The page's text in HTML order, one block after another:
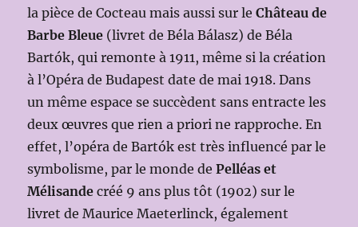
la pièce de Cocteau mais aussi sur leChâteau de
Barbe Bleue (livret de Béla Bálasz) de Béla
Bartók, qui remonte à 1911, même si la création
à l’Opéra de Budapest date de mai 1918. Dans
un même espace se succèdent sans entracte les
deux œuvres que rien a priori ne rapproche. En
effet, l’opéra de Bartók est très influencé par le
symbolisme, par le monde dePelléas et
Mélisande créé 9 ans plus tôt (1902) sur le
livret de Maurice Maeterlinck, également